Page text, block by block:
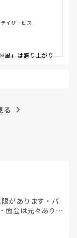
とコーヒー・緑
七夕など)
アイデアを探し
行事がある」
イサービス
風」は盛り上がり
る
があります ・ パ
・ 面会は元々ありま